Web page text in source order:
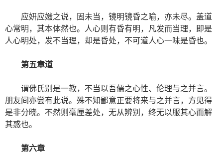
应妍应媸之说，固未当，镜明镜昏之喻，亦未尽。盖道
心常明，其本体然也。人心则有昏有明，凡发而当理，即是
人心明处，发不当理，却是昏处，不可道人心一味是昏也。
第五章道
谓佛氏别是一教，不当以吾儒之心性、伦理与之并言。
朋友间亦尝有此说。殊不知鄙意正要将来与之并言，方见得
是非分晓。不然则毫厘差处，无从辨别，终无以服其心而解
其惑也。
第六章